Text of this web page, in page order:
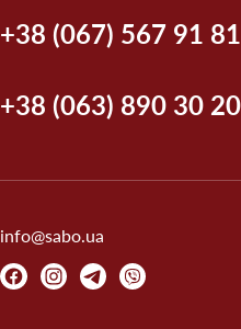
+38 (067) 567 91 81
+38 (063) 890 30 20
info@sabo.ua